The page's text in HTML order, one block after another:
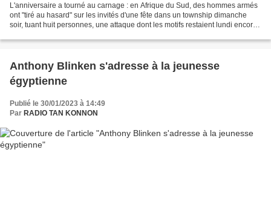
L'anniversaire a tourné au carnage : en Afrique du Sud, des hommes armés
ont "tiré au hasard" sur les invités d'une fête dans un township dimanche
soir, tuant huit personnes, une attaque dont les motifs restaient lundi encore
Anthony Blinken s'adresse à la jeunesse
égyptienne
Publié le 30/01/2023 à 14:49
Par RADIO TAN KONNON